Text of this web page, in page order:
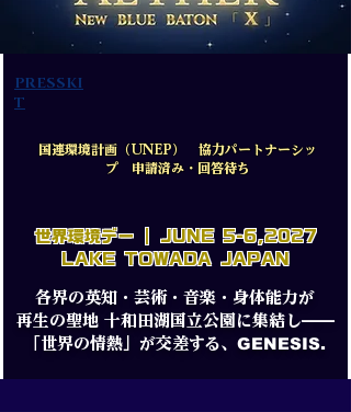
PRESSKI
T
国連環境計画（UNEP） 協力パートナーシッ
プ 申請済み・回答待ち
​世界環境デー | JUNE 5-6,2027
LAKE TOWADA JAPAN
各界の英知・芸術・音楽・身体能力が
再生の聖地 十和田湖国立公園に集結し——
「世界の情熱」 が交差する、 GENESIS.